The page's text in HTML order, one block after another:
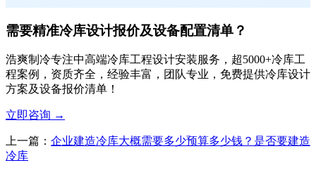
需要精准冷库设计报价及设备配置清单？
浩爽制冷专注中高端冷库工程设计安装服务，超5000+冷库工
程案例，资质齐全，经验丰富，团队专业，免费提供冷库设计
方案及设备报价清单！
立即咨询 →
上一篇： 企业建造冷库大概需要多少预算多少钱？是否要建造
冷库